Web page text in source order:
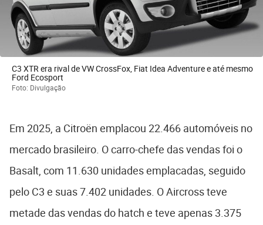
C3 XTR era rival de VW CrossFox, Fiat Idea Adventure e até mesmo
Ford Ecosport
Foto: Divulgação
Em 2025, a Citroën emplacou 22.466 automóveis no
mercado brasileiro. O carro-chefe das vendas foi o
Basalt, com 11.630 unidades emplacadas, seguido
pelo C3 e suas 7.402 unidades. O Aircross teve
metade das vendas do hatch e teve apenas 3.375